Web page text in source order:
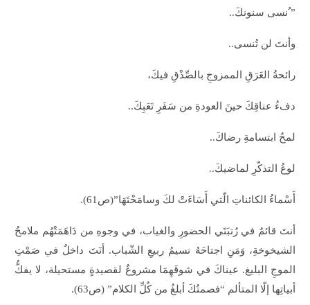
” ُنسى سنونكَ..
وأنتَ لن تُنسى..
رائحةُ العَرَقِ الممزوجِ بالصِّدْقِ فيكَ،
دفءُ عناقِكَ حينَ العودةِ من سَفَرِ تَعَبِكَ..
لمحُ ابتسامةِ رضاكَ..
لوعُ التذكّرِ لماضيكَ..
أَسْماءُ الكائناتِ الّتي أَسَاءَتْ لكَ وسامَحْتَهَا”(ص61).
أنتَ قائمٌ في رُتبَتَي الحضورِ والغياب، في وجوهِ من دَاهَمَتْهُم ملامحُ
الشيخوخةِ، وَمَنِ اجتاحَهُ نسيمُ ربيعِ الشّباب. أنَتَ داخلٌ في صَمْتِ
الموجِ البليغ. عيناكَ في شوقَهِمَا مشروعٌ لقصيدةٍ مستحيلة، لا يفكُّ
أبياتِها إلّا المتألم “فصمتُكَ أبلغُ من كُلِّ الكلام” (ص63).